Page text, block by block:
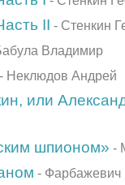
II - Стенкин
Владимир
- Неклюдов Андрей
или
шпионом» -
- Фарбажевич